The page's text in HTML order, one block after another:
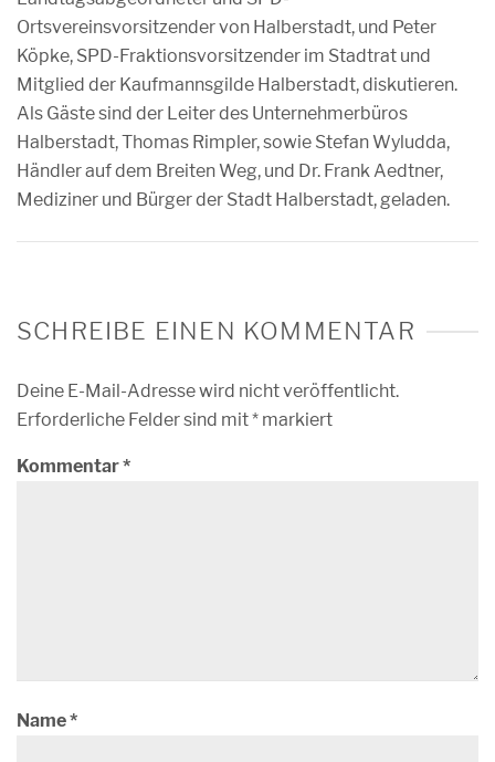
Ortsvereinsvorsitzender von Halberstadt, und Peter
Köpke, SPD-Fraktionsvorsitzender im Stadtrat und
Mitglied der Kaufmannsgilde Halberstadt, diskutieren.
Als Gäste sind der Leiter des Unternehmerbüros
Halberstadt, Thomas Rimpler, sowie Stefan Wyludda,
Händler auf dem Breiten Weg, und Dr. Frank Aedtner,
Mediziner und Bürger der Stadt Halberstadt, geladen.
SCHREIBE EINEN KOMMENTAR
Deine E-Mail-Adresse wird nicht veröffentlicht.
Erforderliche Felder sind mit* markiert
Kommentar*
Name*